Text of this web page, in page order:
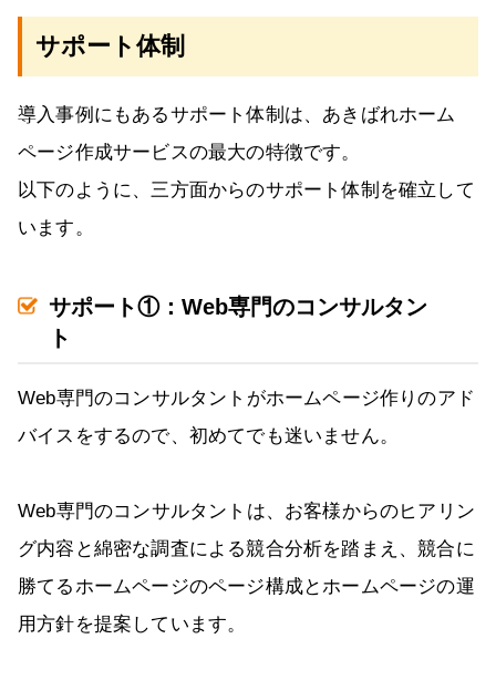
サポート体制
導入事例にもあるサポート体制は、あきばれホーム
ページ作成サービスの最大の特徴です。
以下のように、三方面からのサポート体制を確立して
います。
サポート①：Web専門のコンサルタン
ト
Web専門のコンサルタントがホームページ作りのアド
バイスをするので、初めてでも迷いません。
Web専門のコンサルタントは、お客様からのヒアリン
グ内容と綿密な調査による競合分析を踏まえ、競合に
勝てるホームページのページ構成とホームページの運
用方針を提案しています。